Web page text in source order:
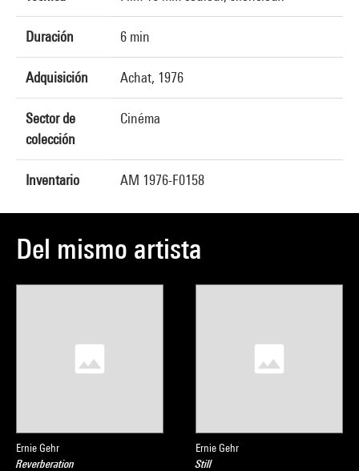
Duración 6 min
Adquisición Achat, 1976
Sector de
colección
Cinéma
Inventario AM 1976-F0158
Del mismo artista
Ernie Gehr
Reverberation
Ernie Gehr
Still